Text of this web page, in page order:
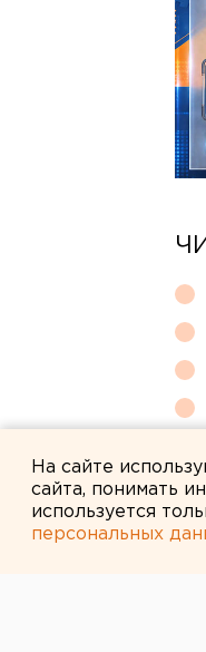
На сайте
сайта, понимать
используется
персональных